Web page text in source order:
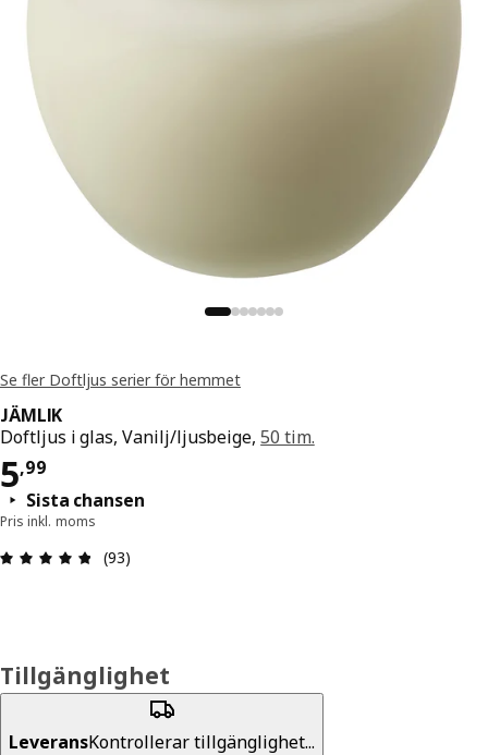
Se fler Doftljus serier för hemmet
JÄMLIK
Doftljus i glas, Vanilj/ljusbeige,50 tim.
5,99
Pris 5,99
Sista chansen
Pris inkl. moms
Recension: 4.8 / 5 stjärnor. Totalt antal
(93)
Tillgänglighet
LeveransKontrollerar tillgänglighet...